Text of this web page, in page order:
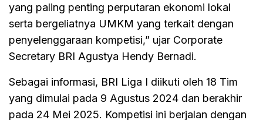
yang paling penting perputaran ekonomi lokal
serta bergeliatnya UMKM yang terkait dengan
penyelenggaraan kompetisi,” ujar Corporate
Secretary BRI Agustya Hendy Bernadi.
Sebagai informasi, BRI Liga I diikuti oleh 18 Tim
yang dimulai pada 9 Agustus 2024 dan berakhir
pada 24 Mei 2025. Kompetisi ini berjalan dengan